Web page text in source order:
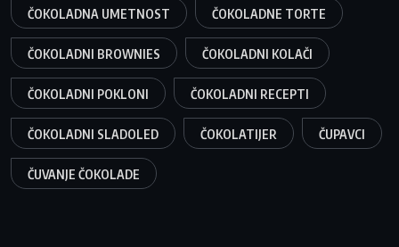
ČOKOLADNA UMETNOST ČOKOLADNE TORTE
ČOKOLADNI BROWNIES ČOKOLADNI KOLAČI
ČOKOLADNI POKLONI ČOKOLADNI RECEPTI
ČOKOLADNI SLADOLED ČOKOLATIJER ČUPAVCI
ČUVANJE ČOKOLADE